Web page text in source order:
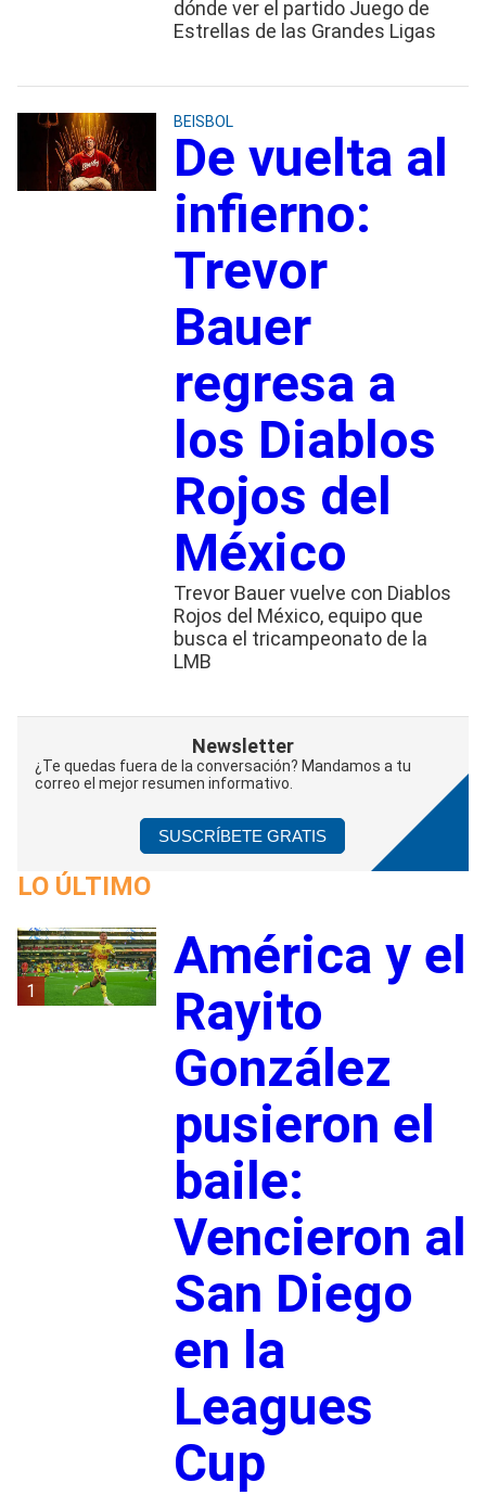
dónde ver el partido Juego de
Estrellas de las Grandes Ligas
BEISBOL
De vuelta al
infierno:
Trevor
Bauer
regresa a
los Diablos
Rojos del
México
Trevor Bauer vuelve con Diablos
Rojos del México, equipo que
busca el tricampeonato de la
LMB
Newsletter
¿Te quedas fuera de la conversación? Mandamos a tu
correo el mejor resumen informativo.
SUSCRÍBETE GRATIS
LO ÚLTIMO
1
América y el
Rayito
González
pusieron el
baile:
Vencieron al
San Diego
en la
Leagues
Cup